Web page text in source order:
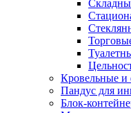
Кровельные и
Пандус для
Блок-